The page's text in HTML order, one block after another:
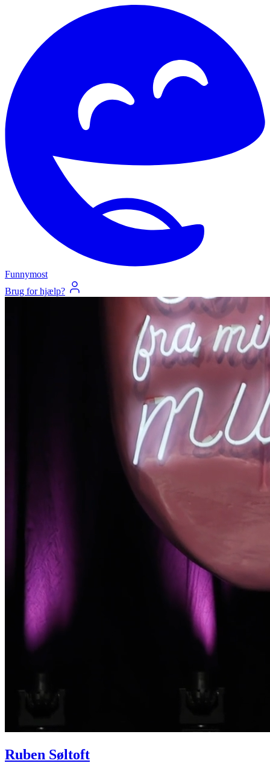
Funnymost
Brug for hjælp?
Ruben Søltoft